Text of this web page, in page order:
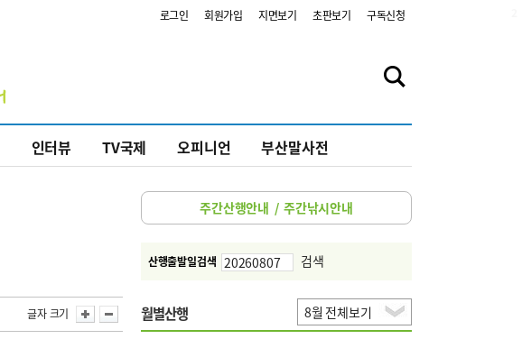
로그인 회원가입 지면보기 초판보기 구독신청
인터뷰 TV국제 오피니언 부산말사전
글자 크기
주간산행안내 / 주간낚시안내
산행출발일검색 검색
월별산행